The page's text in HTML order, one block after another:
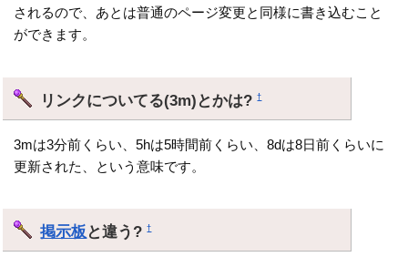
されるので、あとは普通のページ変更と同様に書き込むこと
ができます。
リンクについてる(3m)とかは?†
3mは3分前くらい、5hは5時間前くらい、8dは8日前くらいに
更新された、という意味です。
掲示板 と違う?†